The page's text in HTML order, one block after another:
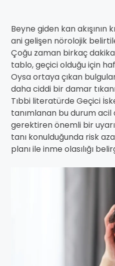
Beyne giden kan akışının
ani gelişen nörolojik
Çoğu zaman birkaç
tablo, geçici olduğu için
Oysa ortaya çıkan
daha ciddi bir damar
Tıbbi literatürde Geçici
tanımlanan bu durum
gerektiren önemli bir
tanı konulduğunda risk
planı ile inme olasılığı